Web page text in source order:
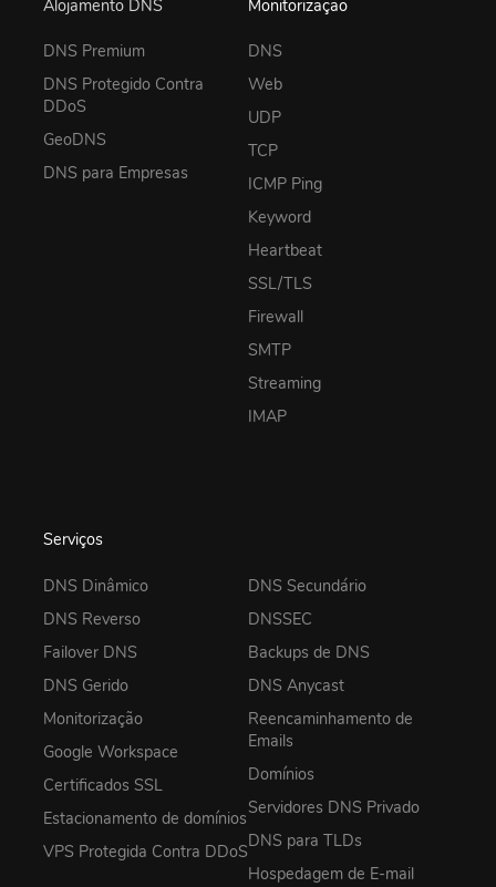
Alojamento DNS
DNS Premium
DNS Protegido Contra
DDoS
GeoDNS
DNS para Empresas
Monitorização
DNS
Web
UDP
TCP
ICMP Ping
Keyword
Heartbeat
SSL/TLS
Firewall
SMTP
Streaming
IMAP
Serviços
DNS Dinâmico
DNS Reverso
Failover DNS
DNS Gerido
Monitorização
Google Workspace
Certificados SSL
Estacionamento de domínios
VPS Protegida Contra DDoS
DNS Secundário
DNSSEC
Backups de DNS
DNS Anycast
Reencaminhamento de
Emails
Domínios
Servidores DNS Privado
DNS para TLDs
Hospedagem de E-mail